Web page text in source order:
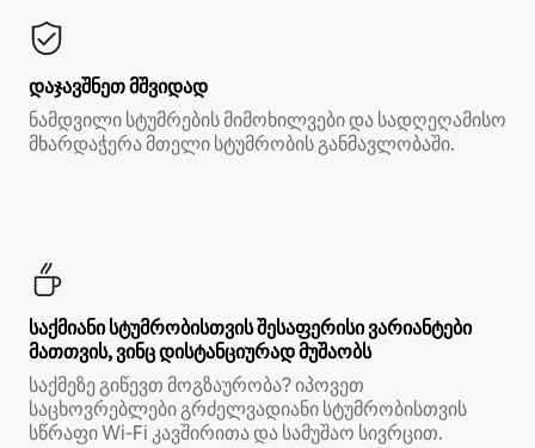
დაჯავშნეთ მშვიდად
ნამდვილი სტუმრების მიმოხილვები და სადღეღამისო
მხარდაჭერა მთელი სტუმრობის განმავლობაში.
საქმიანი სტუმრობისთვის შესაფერისი ვარიანტები
მათთვის, ვინც დისტანციურად მუშაობს
საქმეზე გიწევთ მოგზაურობა? იპოვეთ
საცხოვრებლები გრძელვადიანი სტუმრობისთვის
სწრაფი Wi‑Fi კავშირითა და სამუშაო სივრცით.